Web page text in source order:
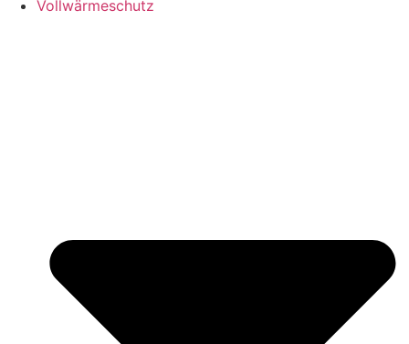
Vollwärmeschutz